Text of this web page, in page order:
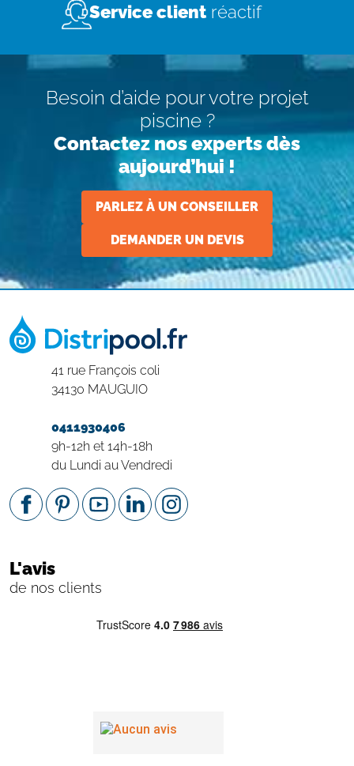
Service client réactif
Besoin d’aide pour votre projet
piscine ?
Contactez nos experts dès
aujourd’hui !
PARLEZ À UN CONSEILLER
DEMANDER UN DEVIS
41 rue François coli
34130 MAUGUIO
0411930406
9h-12h et 14h-18h
du Lundi au Vendredi
L'avis
de nos clients